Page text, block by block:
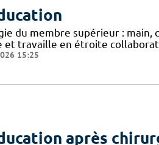
du membre supérieur : main,
et travaille en étroite
15:25
après